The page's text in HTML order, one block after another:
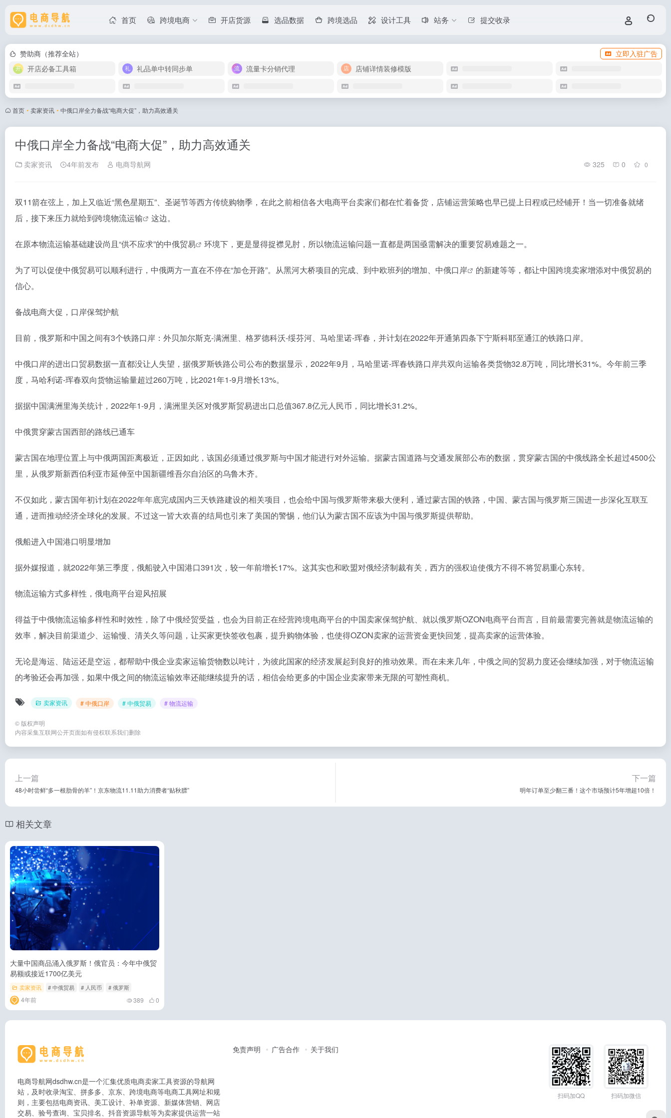
首页 跨境电商 开店货源 选品数据 跨境选品 设计工具 站务 提交收录
赞助商（推荐全站）
立即入驻广告
开店必备工具箱
礼品单中转同步单 流量卡分销代理 店铺详情装修模版
首页 • 卖家资讯 • 中俄口岸全力备战“电商大促”，助力高效通关
中俄口岸全力备战“电商大促”，助力高效通关
卖家资讯 4年前发布 电商导航网 325 0 0
双11箭在弦上，加上又临近“黑色星期五”、圣诞节等西方传统购物季，在此之前相信各大电商平台卖家们都在忙着备货，店铺运营策略也早已提上日程或已经铺开！当一切准备就绪
后，接下来压力就给到跨境物流运输 这边。
在原本物流运输基础建设尚且“供不应求”的中俄贸易 环境下，更是显得捉襟见肘，所以物流运输问题一直都是两国亟需解决的重要贸易难题之一。
为了可以促使中俄贸易可以顺利进行，中俄两方一直在不停在“加仓开路”。从黑河大桥项目的完成、到中欧班列的增加、 中俄口岸
的新建等等，都让中国跨境卖家增添对中俄贸易的
信心。
备战电商大促，口岸保驾护航
目前，俄罗斯和中国之间有3个铁路口岸：外贝加尔斯克-满洲里、格罗德科沃-绥芬河、马哈里诺-珲春，并计划在2022年开通第四条下宁斯科耶至通江的铁路口岸。
中俄口岸的进出口贸易数据一直都没让人失望，据俄罗斯铁路公司公布的数据显示，2022年9月，马哈里诺-珲春铁路口岸共双向运输各类货物32.8万吨，同比增长31%。今年前三季
度，马哈利诺-珲春双向货物运输量超过260万吨，比2021年1-9月增长13%。
据据中国满洲里海关统计，2022年1-9月，满洲里关区对俄罗斯贸易进出口总值367.8亿元人民币，同比增长31.2%。
中俄贯穿蒙古国西部的路线已通车
蒙古国在地理位置上与中俄两国距离极近，正因如此，该国必须通过俄罗斯与中国才能进行对外运输。据蒙古国道路与交通发展部公布的数据，贯穿蒙古国的中俄线路全长超过4500公
里，从俄罗斯新西伯利亚市延伸至中国新疆维吾尔自治区的乌鲁木齐。
不仅如此，蒙古国年初计划在2022年年底完成国内三天铁路建设的相关项目，也会给中国与俄罗斯带来极大便利，通过蒙古国的铁路，中国、蒙古国与俄罗斯三国进一步深化互联互
通，进而推动经济全球化的发展。不过这一皆大欢喜的结局也引来了美国的警惕，他们认为蒙古国不应该为中国与俄罗斯提供帮助。
俄船进入中国港口明显增加
据外媒报道，就2022年第三季度，俄船驶入中国港口391次，较一年前增长17%。这其实也和欧盟对俄经济制裁有关，西方的强权迫使俄方不得不将贸易重心东转。
物流运输方式多样性，俄电商平台迎风招展
得益于中俄物流运输多样性和时效性，除了中俄经贸受益，也会为目前正在经营跨境电商平台的中国卖家保驾护航、就以俄罗斯OZON电商平台而言，目前最需要完善就是物流运输的
效率，解决目前渠道少、运输慢、清关久等问题，让买家更快签收包裹，提升购物体验，也使得OZON卖家的运营资金更快回笼，提高卖家的运营体验。
无论是海运、陆运还是空运，都帮助中俄企业卖家运输货物数以吨计，为彼此国家的经济发展起到良好的推动效果。而在未来几年，中俄之间的贸易力度还会继续加强，对于物流运输
的考验还会再加强，如果中俄之间的物流运输效率还能继续提升的话，相信会给更多的中国企业卖家带来无限的可塑性商机。
卖家资讯 # 中俄口岸 # 中俄贸易 # 物流运输
© 版权声明
内容采集互联网公开页面如有侵权联系我们删除
上一篇
48小时尝鲜“多一根肋骨的羊”！京东物流11.11助力消费者“贴秋膘”
下一篇
明年订单至少翻三番！这个市场预计5年增超10倍！
相关文章
大量中国商品涌入俄罗斯！俄官员：今年中俄贸
易额或接近1700亿美元
卖家资讯 # 中俄贸易 # 人民币 # 俄罗斯
4年前 389 0
电商导航网dsdhw.cn是一个汇集优质电商卖家工具资源的导航网
站，及时收录淘宝、拼多多、京东、跨境电商等电商工具网址和规
则，主要包括电商资讯、美工设计、补单资源、新媒体营销、网店
交易、验号查询、宝贝排名、抖音资源导航等为卖家提供运营一站
免责声明 广告合作 关于我们
扫码加QQ 扫码加微信